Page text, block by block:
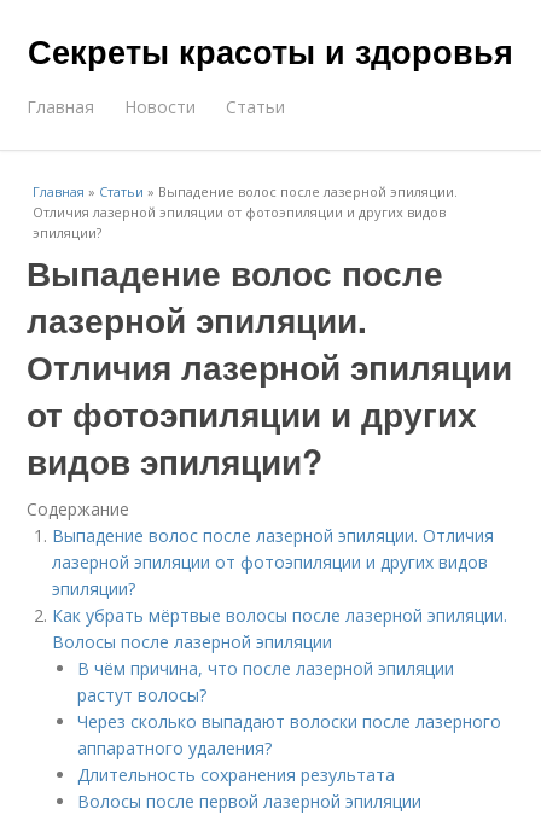
Секреты красоты и здоровья
Главная Новости Статьи
Главная » Статьи » Выпадение волос после лазерной эпиляции.
Отличия лазерной эпиляции от фотоэпиляции и других видов
эпиляции?
Выпадение волос после
лазерной эпиляции.
Отличия лазерной эпиляции
от фотоэпиляции и других
видов эпиляции?
Содержание
Выпадение волос после лазерной эпиляции. Отличия
лазерной эпиляции от фотоэпиляции и других видов
эпиляции?
Как убрать мёртвые волосы после лазерной эпиляции.
Волосы после лазерной эпиляции
В чём причина, что после лазерной эпиляции
растут волосы?
Через сколько выпадают волоски после лазерного
аппаратного удаления?
Длительность сохранения результата
Волосы после первой лазерной эпиляции